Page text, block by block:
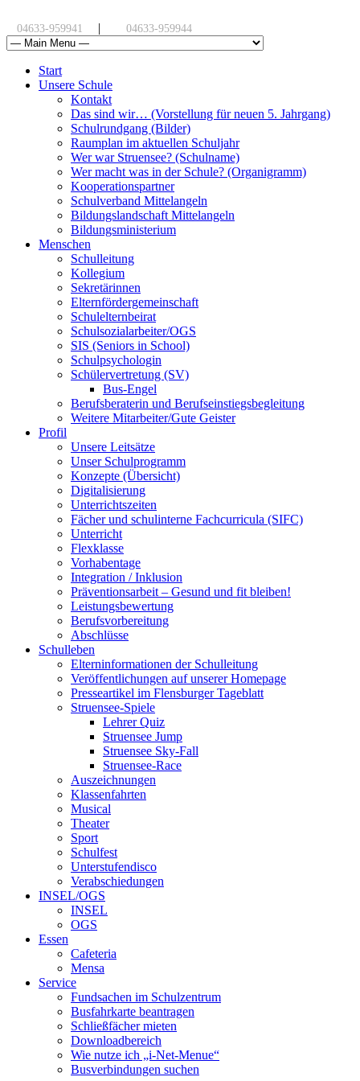
04633-959941 | 04633-959944
Start
Unsere Schule
Kontakt
Das sind wir… (Vorstellung für neuen 5. Jahrgang)
Schulrundgang (Bilder)
Raumplan im aktuellen Schuljahr
Wer war Struensee? (Schulname)
Wer macht was in der Schule? (Organigramm)
Kooperationspartner
Schulverband Mittelangeln
Bildungslandschaft Mittelangeln
Bildungsministerium
Menschen
Schulleitung
Kollegium
Sekretärinnen
Elternfördergemeinschaft
Schulelternbeirat
Schulsozialarbeiter/OGS
SIS (Seniors in School)
Schulpsychologin
Schülervertretung (SV)
Bus-Engel
Berufsberaterin und Berufseinstiegsbegleitung
Weitere Mitarbeiter/Gute Geister
Profil
Unsere Leitsätze
Unser Schulprogramm
Konzepte (Übersicht)
Digitalisierung
Unterrichtszeiten
Fächer und schulinterne Fachcurricula (SIFC)
Unterricht
Flexklasse
Vorhabentage
Integration / Inklusion
Präventionsarbeit – Gesund und fit bleiben!
Leistungsbewertung
Berufsvorbereitung
Abschlüsse
Schulleben
Elterninformationen der Schulleitung
Veröffentlichungen auf unserer Homepage
Presseartikel im Flensburger Tageblatt
Struensee-Spiele
Lehrer Quiz
Struensee Jump
Struensee Sky-Fall
Struensee-Race
Auszeichnungen
Klassenfahrten
Musical
Theater
Sport
Schulfest
Unterstufendisco
Verabschiedungen
INSEL/OGS
INSEL
OGS
Essen
Cafeteria
Mensa
Service
Fundsachen im Schulzentrum
Busfahrkarte beantragen
Schließfächer mieten
Downloadbereich
Wie nutze ich „i-Net-Menue“
Busverbindungen suchen